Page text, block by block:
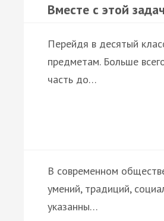
Вместе с этой
Перейдя в десятый
предметам. Больше
часть до…
В современном
умений, традиций,
указанны…